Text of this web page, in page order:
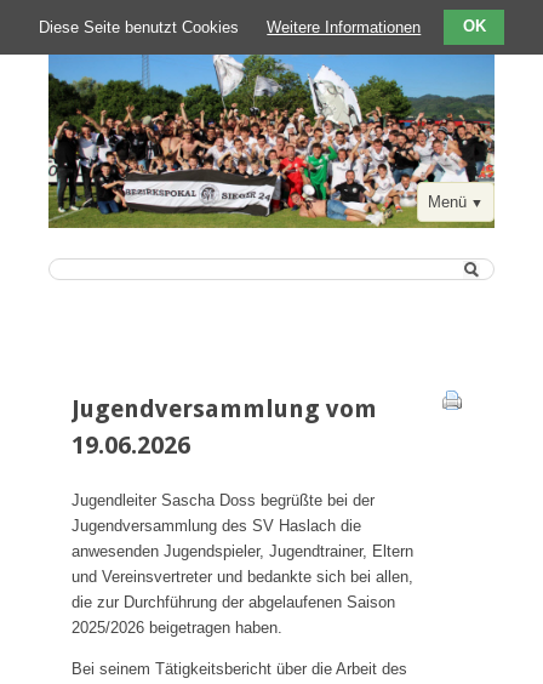
Menü
Der Verein
Zahlen-Fakten-Kontakte
SVH Chronik 1911 bis heute
Der SVH in der Presse
Das SVH Lied
Das SVH Mag und Team
Jugendversammlung vom
19.06.2026
Jugendleiter Sascha Doss begrüßte bei der
Jugendversammlung des SV Haslach die
anwesenden Jugendspieler, Jugendtrainer, Eltern
und Vereinsvertreter und bedankte sich bei allen,
die zur Durchführung der abgelaufenen Saison
2025/2026 beigetragen haben.
Bei seinem Tätigkeitsbericht über die Arbeit des
Diese Seite benutzt Cookies Weitere Informationen OK